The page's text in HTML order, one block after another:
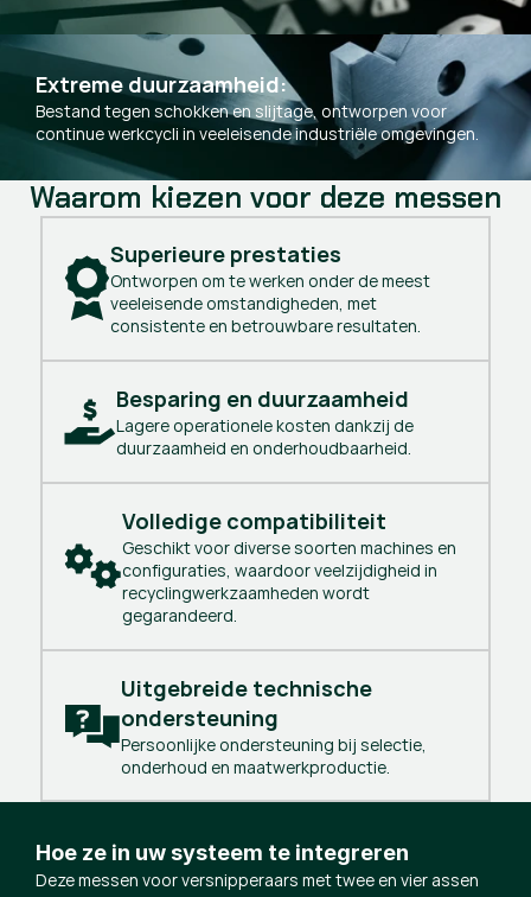
Waarom kiezen voor deze messen
Superieure prestaties
Ontworpen om te werken onder de meest
veeleisende omstandigheden, met
consistente en betrouwbare resultaten.
Besparing en duurzaamheid
Lagere operationele kosten dankzij de
duurzaamheid en onderhoudbaarheid.
Volledige compatibiliteit
Geschikt voor diverse soorten machines en
configuraties, waardoor veelzijdigheid in
recyclingwerkzaamheden wordt
gegarandeerd.
Uitgebreide technische
ondersteuning
Persoonlijke ondersteuning bij selectie,
onderhoud en maatwerkproductie.
Hoe ze in uw systeem te integreren
Deze messen voor versnipperaars met twee en vier assen
Extreme duurzaamheid:
Bestand tegen schokken en slijtage, ontworpen voor
continue werkcycli in veeleisende industriële omgevingen.